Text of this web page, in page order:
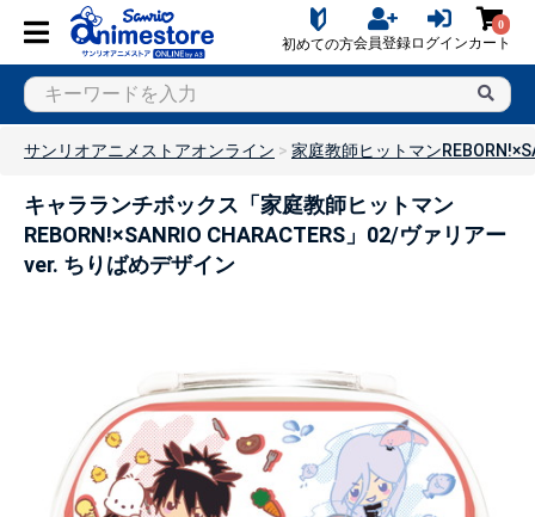
初めての方会員登録ログイン
0
カート
サンリオアニメストアオンライン 家庭教師ヒットマン
キャラランチボックス「家庭教師ヒットマン
REBORN!×SANRIO CHARACTERS」02/ヴァリアー
ver. ちりばめデザイン